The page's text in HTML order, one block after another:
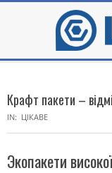
Menu
Крафт пакети –
IN: ЦІКАВЕ
Экопакети